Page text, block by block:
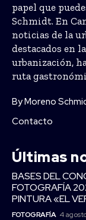
papel que
Schmidt. En
noticias de la
destacados en
urbanización,
ruta
By Moreno
Contacto
Últimas
BASES DEL
FOTOGRAFÍA
PINTURA «EL
FOTOGRAFÍA 4